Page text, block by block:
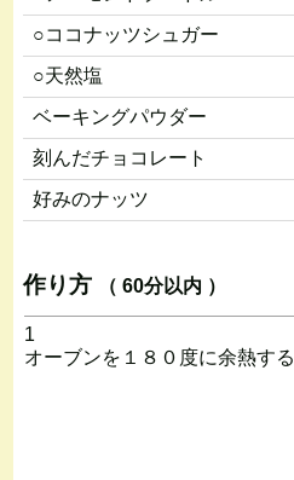
○ココナッツシュガー
○天然塩
ベーキングパウダー
刻んだチョコレート
好みのナッツ
作り方 （ 60分以内 ）
1
オーブンを１８０度に余熱する